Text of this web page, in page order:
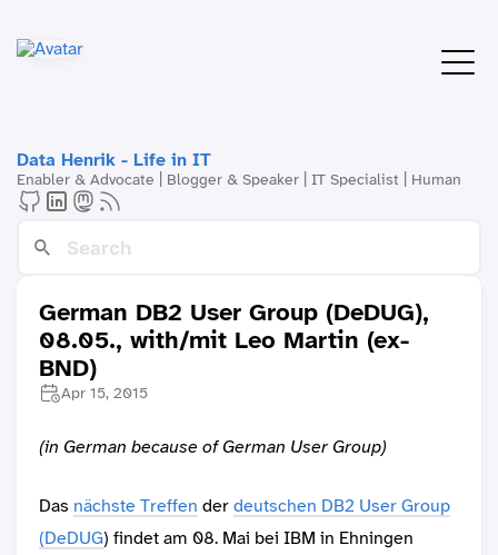
Data Henrik - Life in IT
Enabler & Advocate | Blogger & Speaker | IT Specialist | Human
German DB2 User Group (DeDUG),
08.05., with/mit Leo Martin (ex-
BND)
Apr 15, 2015
(in German because of German User Group)
Das nächste Treffen derdeutschen DB2 User Group
(DeDUG) findet am 08. Mai bei IBM in Ehningen